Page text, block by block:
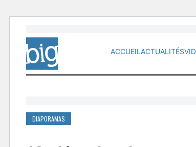
Skip to content
ACCUEIL ACTUALITÉS
DIAPORAMAS